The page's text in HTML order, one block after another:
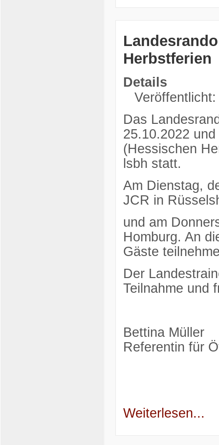
Herbstferien
Details
Das
25.10.2022
(Hessischen
lsbh statt.
Am Dienstag,
JCR in
und am
Homburg. An
Gäste
Der
Teilnahme und
Bettina Müller
Referentin für
Weiterlesen...